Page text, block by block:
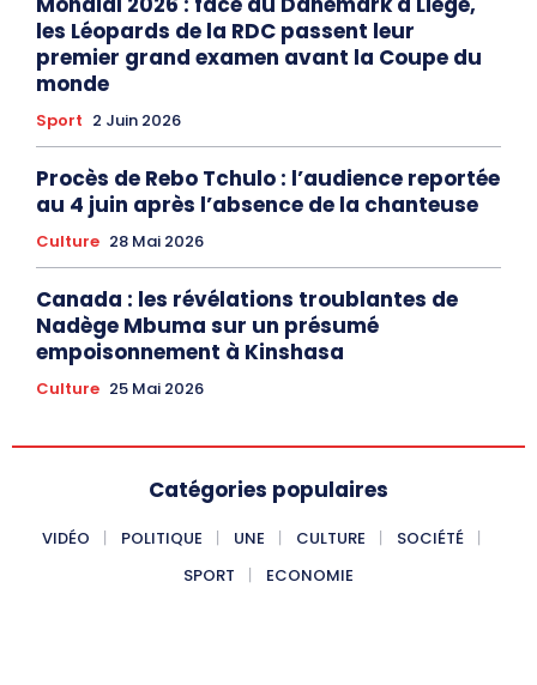
les Léopards de la RDC passent leur
premier grand examen avant la Coupe du
monde
Sport 2 Juin 2026
Procès de Rebo Tchulo : l’audience reportée
au 4 juin après l’absence de la chanteuse
Culture 28 Mai 2026
Canada : les révélations troublantes de
Nadège Mbuma sur un présumé
empoisonnement à Kinshasa
Culture 25 Mai 2026
Catégories populaires
VIDÉO POLITIQUE UNE CULTURE
SOCIÉTÉ
SPORT
ECONOMIE